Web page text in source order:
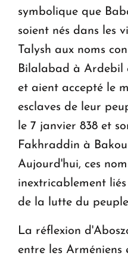
symbolique que
soient nés dans les
Talysh aux noms
Bilalabad à Ardebil
et aient accepté le
esclaves de leur
le 7 janvier 838 et
Fakhraddin à
Aujourd'hui, ces
inextricablement
de la lutte du
La réflexion
entre les Arméniens